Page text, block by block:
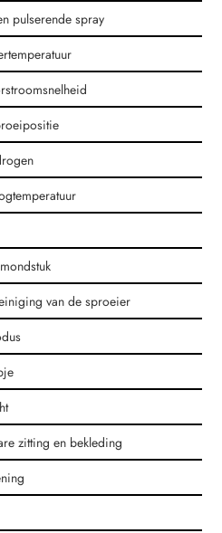
pulserende spray
van de sproeier
zitting en bekleding